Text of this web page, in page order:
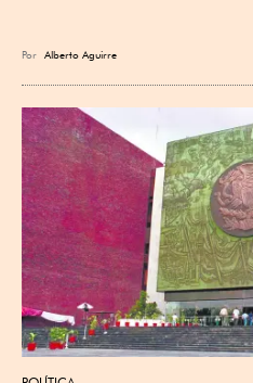
Por Alberto Aguirre